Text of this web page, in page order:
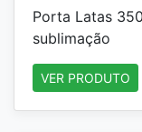
Porta Latas
sublimação
VER PRODUTO